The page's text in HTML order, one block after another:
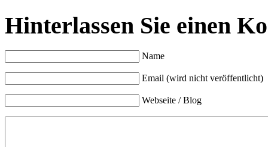
Hinterlassen Sie einen
Name
Email (wird nicht veröffentlicht)
Webseite / Blog